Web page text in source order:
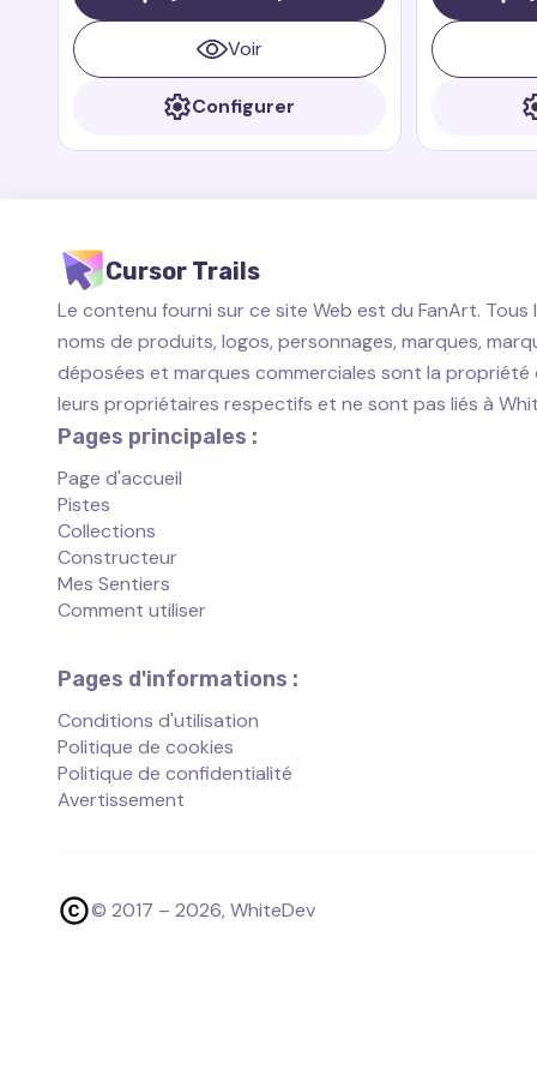
Riders. Zeppla est un petit dragon
rapide et courageux qui est toujours
prêt à aider ses amis.Voir
Configurer
Cursor Trails
Le contenu fourni sur ce site Web est du FanArt. Tous
noms de produits, logos, personnages, marques,
déposées et marques commerciales sont la propriété
leurs propriétaires respectifs et ne sont pas liés à
Pages principales :
Page d'accueil
Pistes
Collections
Constructeur
Mes Sentiers
Comment utiliser
Pages d'informations :
Conditions d'utilisation
Politique de cookies
Politique de confidentialité
Avertissement
© 2017 – 2026, WhiteDev